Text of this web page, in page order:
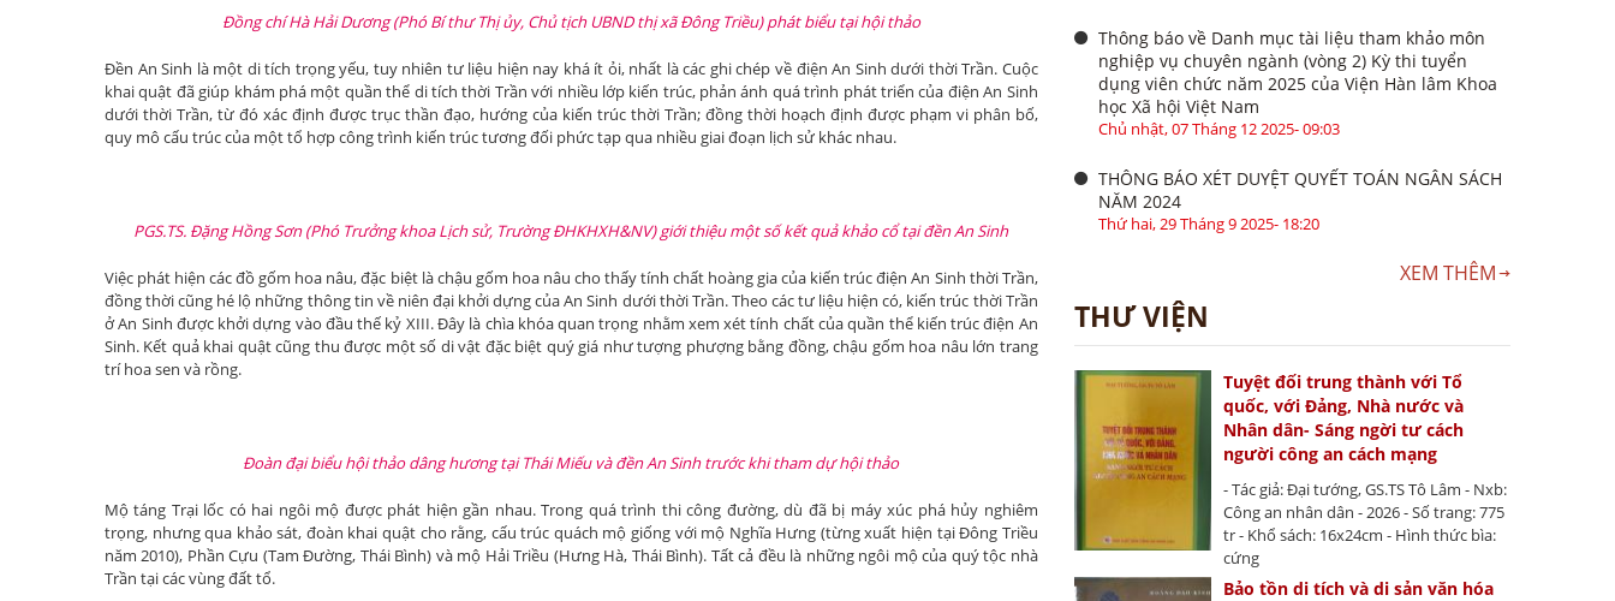
Đồng chí Hà Hải Dương (Phó Bí thư Thị ủy, Chủ tịch UBND thị xã Đông Triều) phát biểu tại hội thảo
Đền An Sinh là một di tích trọng yếu, tuy nhiên tư liệu hiện nay khá ít ỏi, nhất là các ghi chép về điện An Sinh dưới thời Trần. Cuộc
khai quật đã giúp khám phá một quần thể di tích thời Trần với nhiều lớp kiến trúc, phản ánh quá trình phát triển của điện An Sinh
dưới thời Trần, từ đó xác định được trục thần đạo, hướng của kiến trúc thời Trần; đồng thời hoạch định được phạm vi phân bố,
quy mô cấu trúc của một tổ hợp công trình kiến trúc tương đối phức tạp qua nhiều giai đoạn lịch sử khác nhau.
PGS.TS. Đặng Hồng Sơn (Phó Trưởng khoa Lịch sử, Trường ĐHKHXH&NV) giới thiệu một số kết quả khảo cổ tại đền An Sinh
Việc phát hiện các đồ gốm hoa nâu, đặc biệt là chậu gốm hoa nâu cho thấy tính chất hoàng gia của kiến trúc điện An Sinh thời Trần,
đồng thời cũng hé lộ những thông tin về niên đại khởi dựng của An Sinh dưới thời Trần. Theo các tư liệu hiện có, kiến trúc thời Trần
ở An Sinh được khởi dựng vào đầu thế kỷ XIII. Đây là chìa khóa quan trọng nhằm xem xét tính chất của quần thể kiến trúc điện An
Sinh. Kết quả khai quật cũng thu được một số di vật đặc biệt quý giá như tượng phượng bằng đồng, chậu gốm hoa nâu lớn trang
trí hoa sen và rồng.
Đoàn đại biểu hội thảo dâng hương tại Thái Miếu và đền An Sinh trước khi tham dự hội thảo
Mộ táng Trại lốc có hai ngôi mộ được phát hiện gần nhau. Trong quá trình thi công đường, dù đã bị máy xúc phá hủy nghiêm
trọng, nhưng qua khảo sát, đoàn khai quật cho rằng, cấu trúc quách mộ giống với mộ Nghĩa Hưng (từng xuất hiện tại Đông Triều
năm 2010), Phần Cựu (Tam Đường, Thái Bình) và mộ Hải Triều (Hưng Hà, Thái Bình). Tất cả đều là những ngôi mộ của quý tộc nhà
Trần tại các vùng đất tổ.
Thông báo về Danh mục tài liệu tham khảo môn
nghiệp vụ chuyên ngành (vòng 2) Kỳ thi tuyển
dụng viên chức năm 2025 của Viện Hàn lâm Khoa
học Xã hội Việt Nam
Chủ nhật, 07 Tháng 12 2025- 09:03
THÔNG BÁO XÉT DUYỆT QUYẾT TOÁN NGÂN SÁCH
NĂM 2024
Thứ hai, 29 Tháng 9 2025- 18:20
XEM THÊM
THƯ VIỆN
Tuyệt đối trung thành với Tổ
quốc, với Đảng, Nhà nước và
Nhân dân- Sáng ngời tư cách
người công an cách mạng
- Tác giả: Đại tướng, GS.TS Tô Lâm - Nxb:
Công an nhân dân - 2026 - Số trang: 775
tr - Khổ sách: 16x24cm - Hình thức bìa:
cứng
Bảo tồn di tích và di sản văn hóa